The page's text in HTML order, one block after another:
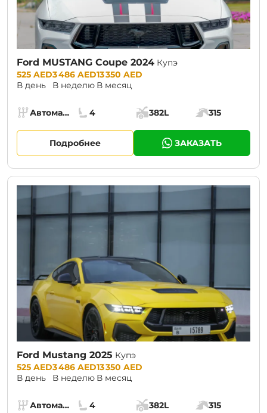
Ford MUSTANG Coupe 2024 Купэ
Prices:
525 AED
В день
3 486 AED
В неделю
13 350 AED
В месяц
Specs:
Коробка передач:
Автомат (АКПП)
Места:
4
Объём багажника:
382L
Мощность
315
Подробнее ЗАКАЗАТЬ
Ford Mustang 2025 Купэ
Prices:
525 AED
В день
3 486 AED
В неделю
13 350 AED
В месяц
Specs:
Коробка передач:
Автомат (АКПП)
Места:
4
Объём багажника:
382L
Мощность
315